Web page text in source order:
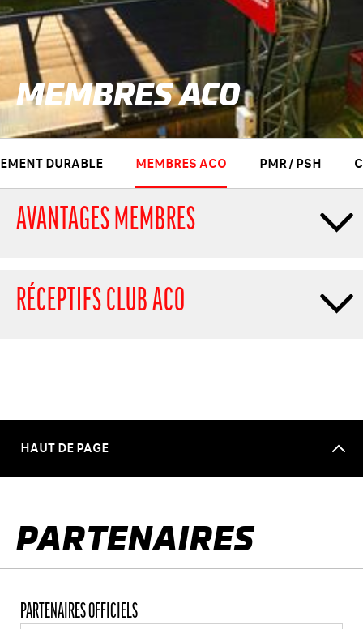
MEMBRES ACO
DURABLE MEMBRES ACO PMR / PSH
AVANTAGES MEMBRES
RÉCEPTIFS CLUB ACO
HAUT DE PAGE
PARTENAIRES
PARTENAIRES OFFICIELS